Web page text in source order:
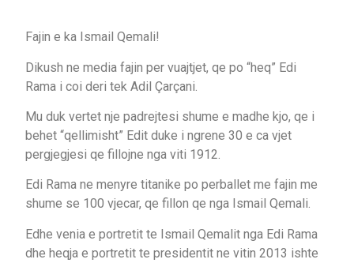
Fajin e ka Ismail Qemali!
Dikush ne media fajin per vuajtjet, qe po “heq” Edi
Rama i coi deri tek Adil Çarçani.
Mu duk vertet nje padrejtesi shume e madhe kjo, qe i
behet “qellimisht” Edit duke i ngrene 30 e ca vjet
pergjegjesi qe fillojne nga viti 1912.
Edi Rama ne menyre titanike po perballet me fajin me
shume se 100 vjecar, qe fillon qe nga Ismail Qemali.
Edhe venia e portretit te Ismail Qemalit nga Edi Rama
dhe heqja e portretit te presidentit ne vitin 2013 ishte